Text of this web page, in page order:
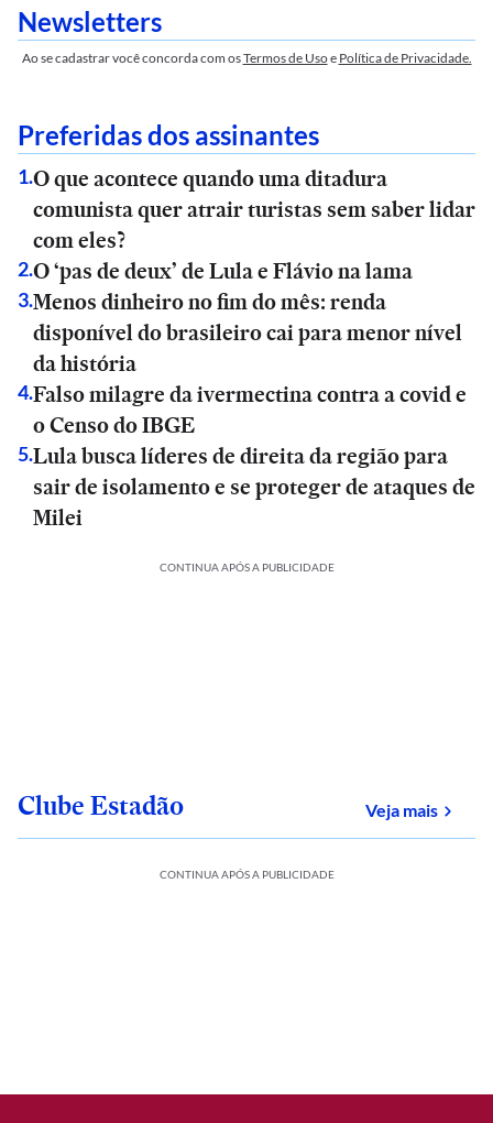
Newsletters
Ao se cadastrar você concorda com osTermos de Usoe Política de Privacidade.
Preferidas dos assinantes
1.O que acontece quando uma ditadura
comunista quer atrair turistas sem saber lidar
com eles?
2.O ‘pas de deux’ de Lula e Flávio na lama
3.Menos dinheiro no fim do mês: renda
disponível do brasileiro cai para menor nível
da história
4.Falso milagre da ivermectina contra a covid e
o Censo do IBGE
5.Lula busca líderes de direita da região para
sair de isolamento e se proteger de ataques de
Milei
CONTINUA APÓS A PUBLICIDADE
Clube Estadão Veja maissobre
CONTINUA APÓS A PUBLICIDADE